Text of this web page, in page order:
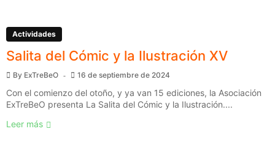
Actividades
Salita del Cómic y la Ilustración XV
By ExTreBeO 16 de septiembre de 2024
Con el comienzo del otoño, y ya van 15 ediciones, la Asociación
ExTreBeO presenta La Salita del Cómic y la Ilustración....
Leer más